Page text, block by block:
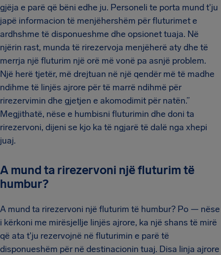
gjëja e parë që bëni edhe ju. Personeli te porta mund t'ju
japë informacion të menjëhershëm për fluturimet e
ardhshme të disponueshme dhe opsionet tuaja. Në
njërin rast, munda të rirezervoja menjëherë aty dhe të
merrja një fluturim një orë më vonë pa asnjë problem.
Një herë tjetër, më drejtuan në një qendër më të madhe
ndihme të linjës ajrore për të marrë ndihmë për
rirezervimin dhe gjetjen e akomodimit për natën.”
Megjithatë, nëse e humbisni fluturimin dhe doni ta
rirezervoni, dijeni se kjo ka të ngjarë të dalë nga xhepi
juaj.
A mund ta rirezervoni një fluturim të
humbur?
A mund ta rirezervoni një fluturim të humbur? Po — nëse
i kërkoni me mirësjellje linjës ajrore, ka një shans të mirë
që ata t'ju rezervojnë në fluturimin e parë të
disponueshëm për në destinacionin tuaj. Disa linja ajrore